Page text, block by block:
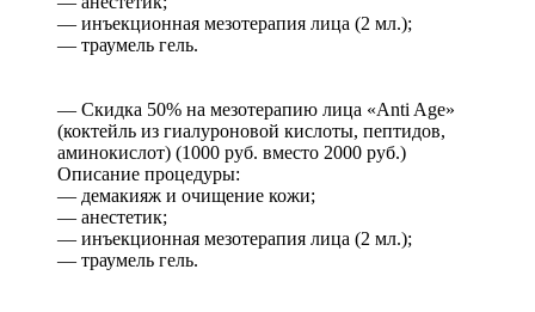
— инъекционная мезотерапия лица (2 мл.);
— траумель гель.
— Скидка 50% на мезотерапию лица «Anti Age»
(коктейль из гиалуроновой кислоты, пептидов,
аминокислот) (1000 руб. вместо 2000 руб.)
Описание процедуры:
— демакияж и очищение кожи;
— анестетик;
— инъекционная мезотерапия лица (2 мл.);
— траумель гель.